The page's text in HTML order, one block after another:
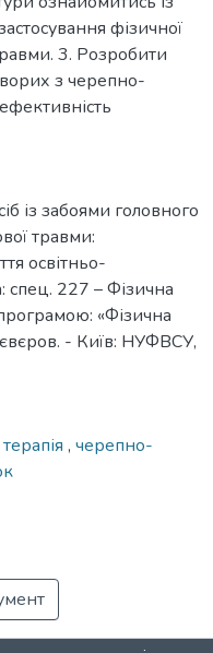
фізичної
3. Розробити
з черепно-
із забоями головного
травми:
освітньо-
спец. 227 – Фізична
«Фізична
- Київ: НУФВСУ,
, черепно-